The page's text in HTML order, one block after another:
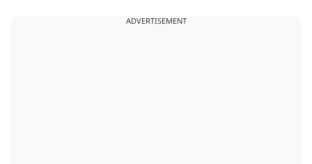
ADVERTISEMENT